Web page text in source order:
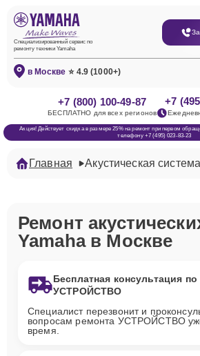
Специализированный сервис по
ремонту техники Yamaha
в Москве ⭐ 4.9 (1000+)
+7 (800) 100-49-87
БЕСПЛАТНО для всех регионов
+7
Акция! Действует скидка в размере 25% на ремонт при первом
телефону +7 (495) 023-83-23
Главная Акустическая система
Ремонт
Yamaha в Москве
Бесплатная консультация
УСТРОЙСТВО
Специалист перезвонит и
вопросам ремонта УСТРОЙСТВО
время.